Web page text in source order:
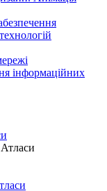
інформаційних